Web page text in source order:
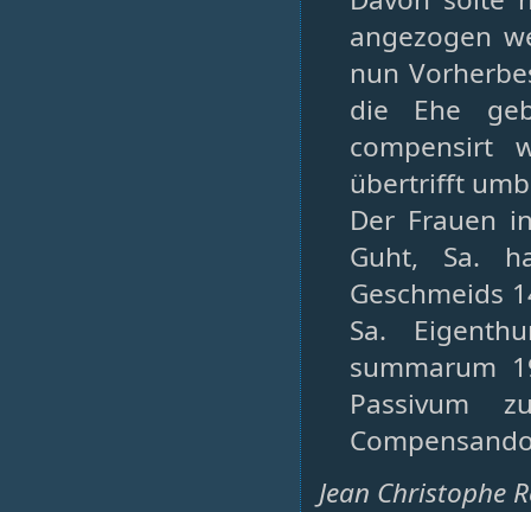
angezogen
nun
die Ehe
compensirt
übertrifft
Der Frauen
Guht, Sa.
Geschmeids
Sa.
summarum
Passivum
Jean Christophe